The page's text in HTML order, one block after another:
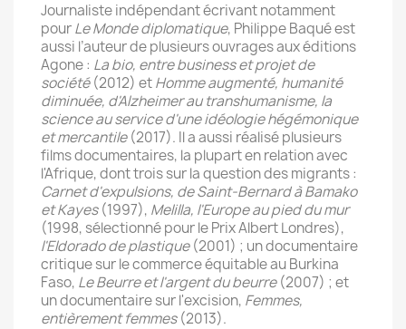
Journaliste indépendant écrivant notamment
pourLe Monde diplomatique, Philippe Baqué est
aussi l’auteur de plusieurs ouvrages aux éditions
Agone : La bio, entre business et projet de
société(2012) etHomme augmenté, humanité
diminuée, d'Alzheimer au transhumanisme, la
science au service d'une idéologie hégémonique
et mercantile(2017). Il a aussi réalisé plusieurs
films documentaires, la plupart en relation avec
l'Afrique, dont trois sur la question des migrants :
Carnet d'expulsions, de Saint-Bernard à Bamako
et Kayes(1997), Melilla, l'Europe au pied du mur
(1998, sélectionné pour le Prix Albert Londres),
l'Eldorado de plastique(2001) ; un documentaire
critique sur le commerce équitable au Burkina
Faso, Le Beurre et l'argent du beurre(2007) ; et
un documentaire sur l'excision, Femmes,
entièrement femmes(2013).